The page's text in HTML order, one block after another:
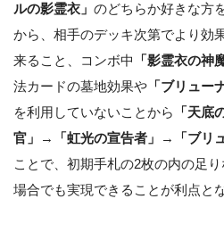
ルの影霊衣」 のどちらか好きな方
から、相手のデッキ次第でより効
来ること、コンボ中
「影霊衣の神
法カードの墓地効果や 「ブリュー
を利用していないことから
「天底
官」
→ 「虹光の宣告者」 → 「ブリ
ことで、初期手札の2枚の内の足
場合でも実現できることが利点と